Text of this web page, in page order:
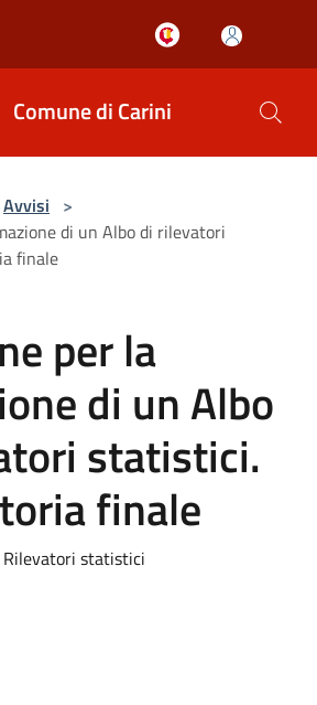
Comune di Carini
Avvisi >
di un Albo di rilevatori
finale
per la
di un Albo
statistici.
finale
statistici